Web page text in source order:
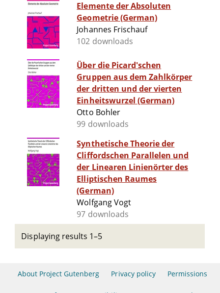
Elemente der Absoluten
Geometrie (German)
Johannes Frischauf
102 downloads
Über die Picard'schen
Gruppen aus dem Zahlkörper
der dritten und der vierten
Einheitswurzel (German)
Otto Bohler
99 downloads
Synthetische Theorie der
Cliffordschen Parallelen und
der Linearen Linienörter des
Elliptischen Raumes
(German)
Wolfgang Vogt
97 downloads
Displaying results 1–5
About Project Gutenberg Privacy policy Permissions